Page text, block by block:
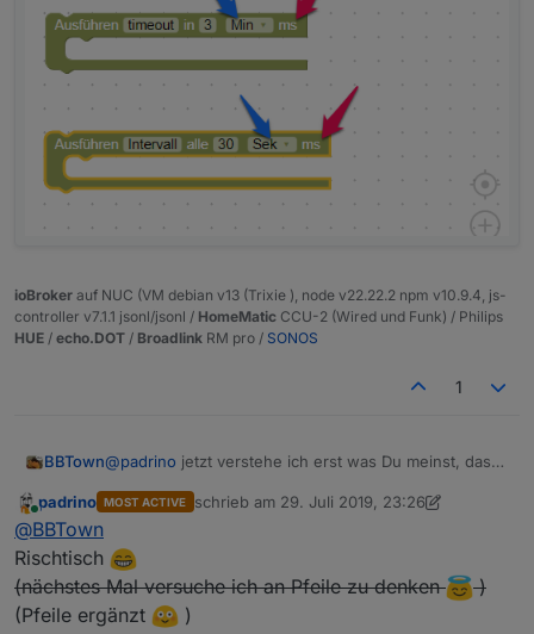
ioBroker auf NUC (VM debian v13 (Trixie ), node v22.22.2 npm v10.9.4, js-
controller v7.1.1 jsonl/jsonl / HomeMatic CCU-2 (Wired und Funk) / Philips
HUE / echo.DOT / Broadlink RM pro / SONOS
1
BBTown@padrino jetzt verstehe ich erst was Du meinst, das
Online
padrino MOST ACTIVE schrieb am 29. Juli 2019, 23:26
zuletzt editiert von padrino9. Dez. 2019, 17:18
@BBTown
Rischtisch
(nächstes Mal versuche ich an Pfeile zu denken
)
(Pfeile ergänzt
)